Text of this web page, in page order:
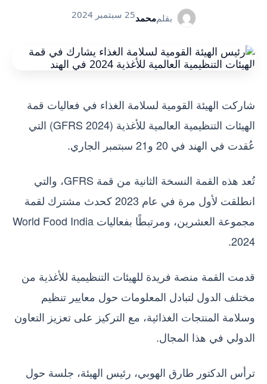
بقلممحمد25 سبتمبر 2024
شاركت الهيئة القومية لسلامة الغذاء في فعاليات قمة
الهيئات التنظيمية العالمية للأغذية (GFRS 2024) التي
عُقدت في الهند في 20 و21 سبتمبر الجاري.
تُعد هذه القمة النسخة الثانية من قمة GFRS، والتي
انطلقت لأول مرة في عام 2023 كحدث مشترك لقمة
مجموعة العشرين، ومرتبطًا بفعاليات World Food India
2024.
قدمت القمة منصة فريدة للهيئات التنظيمية للأغذية من
مختلف الدول لتبادل المعلومات حول معايير تنظيم
وسلامة المنتجات الغذائية، مع التركيز على تعزيز التعاون
الدولي في هذا المجال.
ترأس الدكتور طارق الهوبي، رئيس الهيئة، جلسة حول